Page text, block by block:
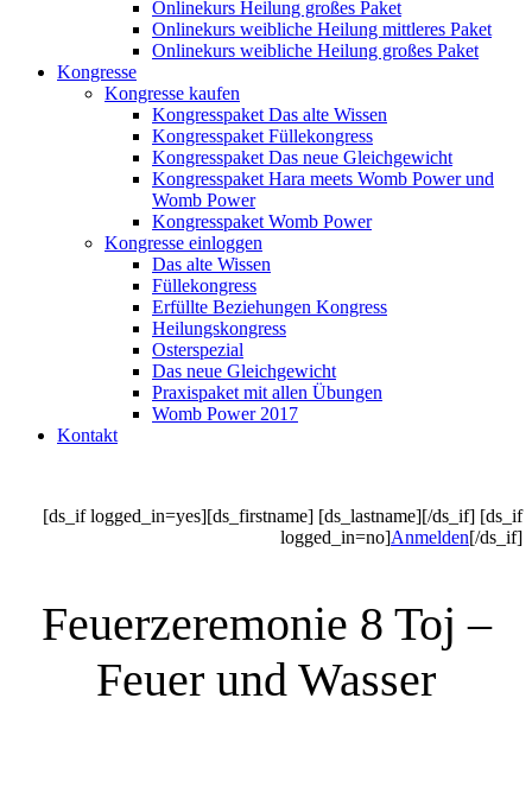
Onlinekurs Heilung großes Paket
Onlinekurs weibliche Heilung mittleres Paket
Onlinekurs weibliche Heilung großes Paket
Kongresse
Kongresse kaufen
Kongresspaket Das alte Wissen
Kongresspaket Füllekongress
Kongresspaket Das neue Gleichgewicht
Kongresspaket Hara meets Womb Power und
Womb Power
Kongresspaket Womb Power
Kongresse einloggen
Das alte Wissen
Füllekongress
Erfüllte Beziehungen Kongress
Heilungskongress
Osterspezial
Das neue Gleichgewicht
Praxispaket mit allen Übungen
Womb Power 2017
Kontakt
[ds_if logged_in=yes][ds_firstname] [ds_lastname][/ds_if] [ds_if
logged_in=no]Anmelden[/ds_if]
Feuerzeremonie 8 Toj –
Feuer und Wasser